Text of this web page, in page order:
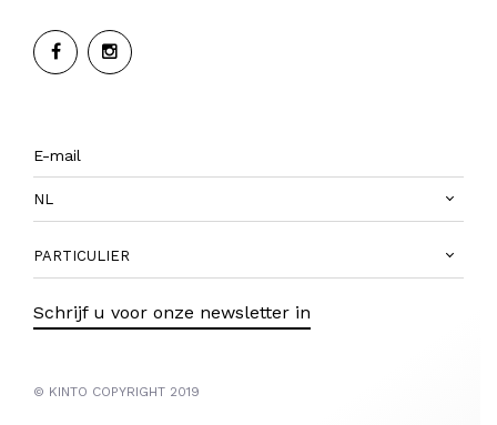
NL
PARTICULIER
Schrijf u voor onze newsletter in
© KINTO COPYRIGHT 2019